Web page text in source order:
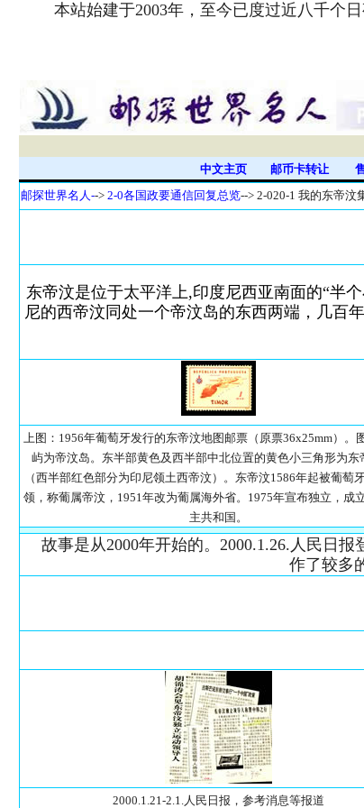
本站始建于2003年，至今已度过近八千个
中文主页 邮币卡转让
邮探世界名人--> 2-0各国政要通信回复总览--> 2-020-1 我的东帝汶
东帝汶是位于太平洋上,印度尼西亚南面的“半
尼的西帝汶同处一个帝汶岛的东西两端，几百
上图：1956年葡萄牙发行的东帝汶地图邮票（原票36x25mm）。
屿为帝汶岛。东半部黄色及西半部中北位置的黄色小三角形为东
（西半部红色部分为印尼领土西帝汶）。东帝汶1586年起被葡萄
领，称葡属帝汶，1951年改为葡属海外省。1975年宣布独立，成
主共和国。
故事是从2000年开始的。2000.1.26.人民日
作了较多
2000.1.21-2.1.人民日报，参考消息等报道